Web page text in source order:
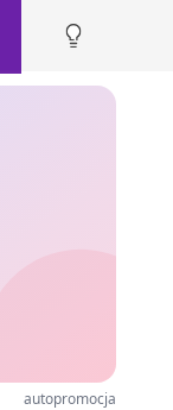
autopromocja